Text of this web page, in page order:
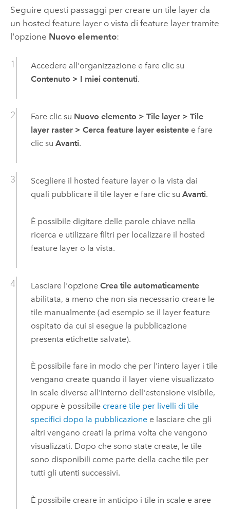
Seguire questi passaggi per creare un tile layer da
un hosted feature layer o vista di feature layer tramite
l'opzione Nuovo elemento:
Accedere all'organizzazione e fare clic su
Contenuto > I miei contenuti.
Fare clic su Nuovo elemento > Tile layer > Tile
layer raster > Cerca feature layer esistentee fare
clic su Avanti.
Scegliere il hosted feature layer o la vista dai
quali pubblicare il tile layer e fare clic su Avanti.
È possibile digitare delle parole chiave nella
ricerca e utilizzare filtri per localizzare il hosted
feature layer o la vista.
Lasciare l'opzione Crea tile automaticamente
abilitata, a meno che non sia necessario creare le
tile manualmente (ad esempio se il layer feature
ospitato da cui si esegue la pubblicazione
presenta etichette salvate).
È possibile fare in modo che per l'intero layer i tile
vengano create quando il layer viene visualizzato
in scale diverse all'interno dell'estensione visibile,
oppure è possibile creare tile per livelli di tile
specifici dopo la pubblicazionee lasciare che gli
altri vengano creati la prima volta che vengono
visualizzati. Dopo che sono state create, le tile
sono disponibili come parte della cache tile per
tutti gli utenti successivi.
È possibile creare in anticipo i tile in scale e aree